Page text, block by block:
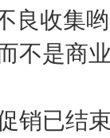
良收集
不是商
销已结